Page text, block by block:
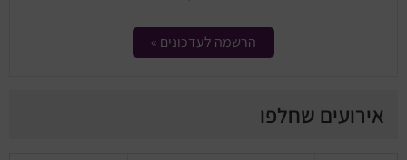
הרשמה לעדכונים »
אירועים שחלפו